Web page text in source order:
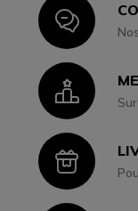
Icon
Icon
Icon